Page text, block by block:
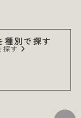
種別で探す
探す